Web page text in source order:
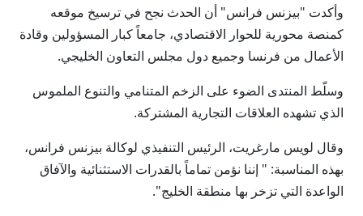
وأكدت "بيزنس فرانس" أن الحدث نجح في ترسيخ موقعه
كمنصة محورية للحوار الاقتصادي، جامعاً كبار المسؤولين وقادة
الأعمال من فرنسا وجميع دول مجلس التعاون الخليجي.
وسلّط المنتدى الضوء على الزخم المتنامي والتنوع الملموس
الذي تشهده العلاقات التجارية المشتركة.
وقال لويس مارغريت، الرئيس التنفيذي لوكالة بيزنس فرانس،
بهذه المناسبة: " إننا نؤمن تماماً بالقدرات الاستثنائية والآفاق
الواعدة التي تزخر بها منطقة الخليج".